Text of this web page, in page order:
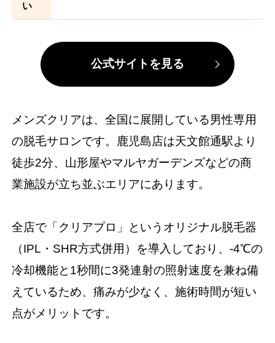
い
公式サイトを見る
メンズクリアは、全国に展開している男性専用
の脱毛サロンです。鹿児島店は天文館通駅より
徒歩2分、山形屋やマルヤガーデンズなどの商
業施設が立ち並ぶエリアにあります。
全店で「クリアプロ」というオリジナル脱毛器
（IPL・SHR方式併用）を導入しており、-4℃の
冷却機能と1秒間に3発連射の照射速度を兼ね備
えているため、痛みが少なく、施術時間が短い
点がメリットです。